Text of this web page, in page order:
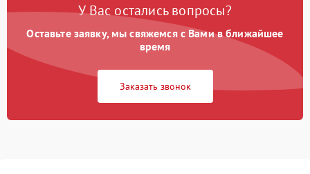
У Вас остались вопросы?
Оставьте заявку, мы свяжемся с Вами в ближайшее
время
Заказать звонок